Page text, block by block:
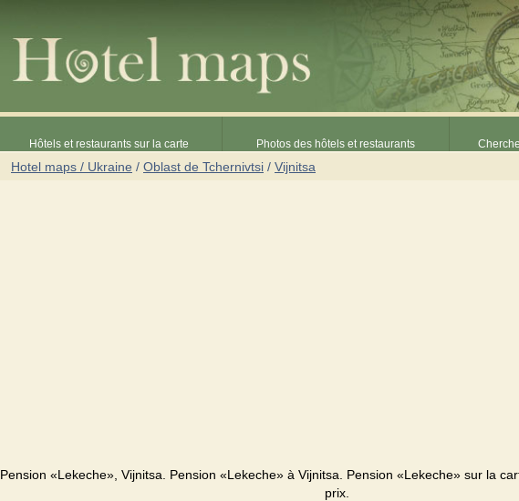
Hôtels et restaurants sur la carte Photos des hôtels et restaurants
Hotel maps / Ukraine / Oblast de Tchernivtsi / Vijnitsa
Pension «Lekeche», Vijnitsa. Pension «Lekeche» à Vijnitsa. Pension «Lekeche» sur la
prix.